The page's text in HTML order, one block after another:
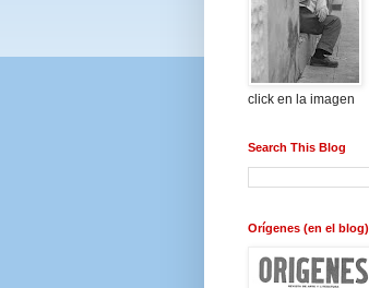
click en la imagen
Search This Blog
Orígenes (en el blog)